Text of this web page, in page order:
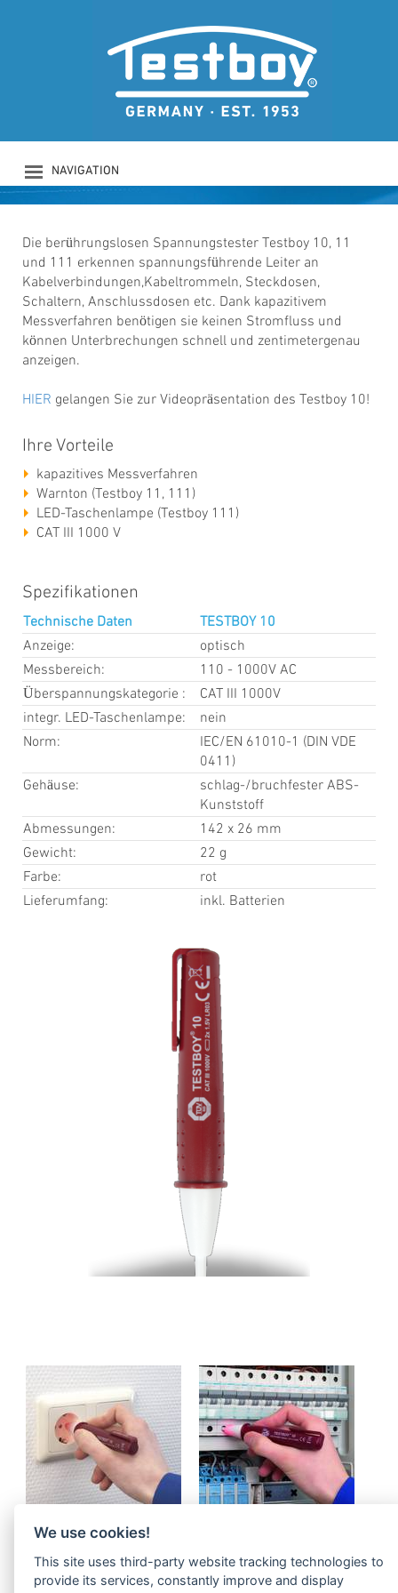
NAVIGATION
PRODUKTE
SICHERHEIT
DOWNLOADS
NEWS
KONTAKT
LOGIN
TESTBOY 10
Berührungsloser Spannungstester ab
Die berührungslosen Spannungstester Testboy 10, 11
und 111 erkennen spannungsführende Leiter an
Kabelverbindungen,Kabeltrommeln, Steckdosen,
Schaltern, Anschlussdosen etc. Dank kapazitivem
Messverfahren benötigen sie keinen Stromfluss und
können Unterbrechungen schnell und zentimetergenau
anzeigen.
HIER gelangen Sie zur Videopräsentation des Testboy 10!
Ihre Vorteile
kapazitives Messverfahren
Warnton (Testboy 11, 111)
LED-Taschenlampe (Testboy 111)
CAT III 1000 V
Spezifikationen
Technische Daten
TESTBOY 10
Anzeige:
optisch
Messbereich:
110 - 1000V AC
Überspannungskategorie :
CAT III 1000V
integr. LED-Taschenlampe:
nein
Norm:
IEC/EN 61010-1 (DIN VDE
0411)
Gehäuse:
schlag-/bruchfester ABS-
Kunststoff
Abmessungen:
142 x 26 mm
Gewicht:
22 g
Farbe:
rot
Lieferumfang:
inkl. Batterien
We use cookies!
This site uses third-party website tracking technologies to
provide its services, constantly improve and display